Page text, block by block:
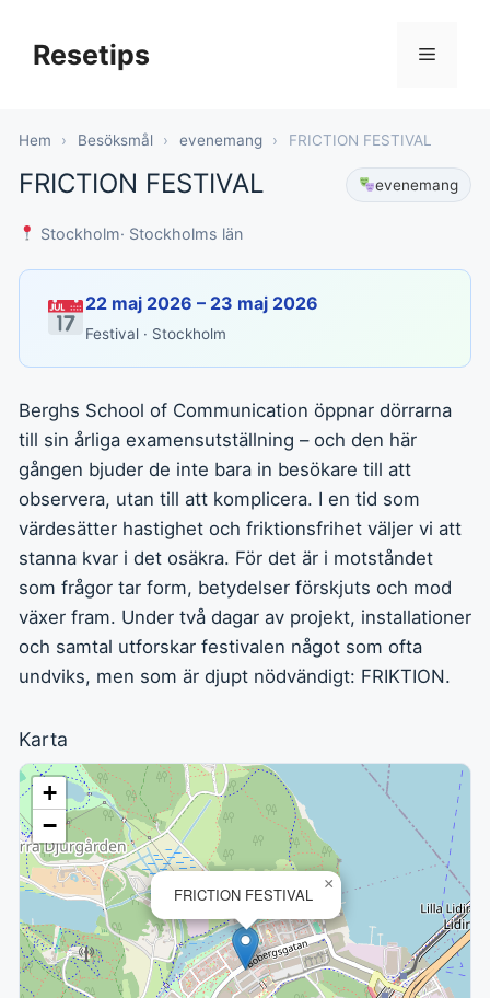
innehållResetips Meny
Hem › Besöksmål › evenemang › FRICTION FESTIVAL
FRICTION FESTIVAL evenemang
Stockholm· Stockholms län
22 maj 2026 – 23 maj 2026
Festival · Stockholm
Berghs School of Communication öppnar dörrarna
till sin årliga examensutställning – och den här
gången bjuder de inte bara in besökare till att
observera, utan till att komplicera. I en tid som
värdesätter hastighet och friktionsfrihet väljer vi att
stanna kvar i det osäkra. För det är i motståndet
som frågor tar form, betydelser förskjuts och mod
växer fram. Under två dagar av projekt, installationer
och samtal utforskar festivalen något som ofta
undviks, men som är djupt nödvändigt: FRIKTION.
Karta
FRICTION FESTIVAL
×
+
−